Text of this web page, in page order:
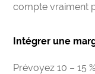
compte vraiment
Intégrer une
Prévoyez 10 – 15